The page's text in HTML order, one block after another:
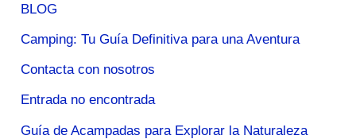
BLOG
Camping: Tu Guía Definitiva para una Aventura
Contacta con nosotros
Entrada no encontrada
Guía de Acampadas para Explorar la Naturaleza